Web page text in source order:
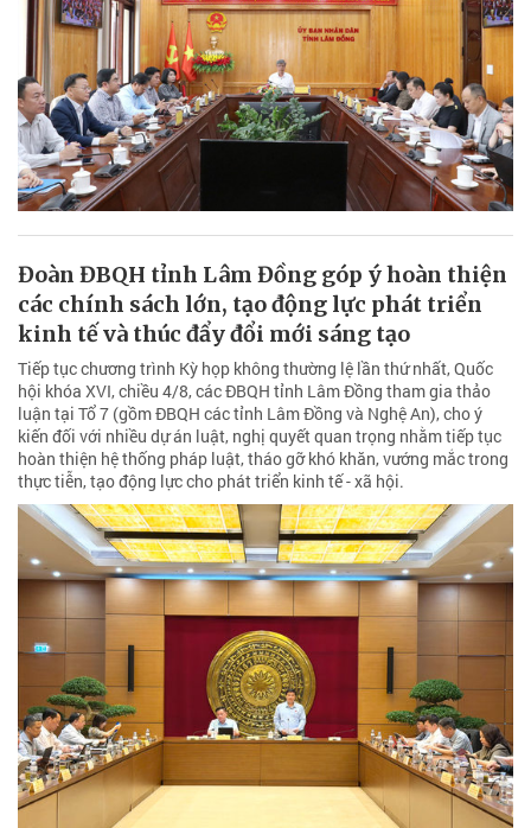
Đoàn ĐBQH tỉnh Lâm Đồng góp ý hoàn thiện
các chính sách lớn, tạo động lực phát triển
kinh tế và thúc đẩy đổi mới sáng tạo
Tiếp tục chương trình Kỳ họp không thường lệ lần thứ nhất, Quốc
hội khóa XVI, chiều 4/8, các ĐBQH tỉnh Lâm Đồng tham gia thảo
luận tại Tổ 7 (gồm ĐBQH các tỉnh Lâm Đồng và Nghệ An), cho ý
kiến đối với nhiều dự án luật, nghị quyết quan trọng nhằm tiếp tục
hoàn thiện hệ thống pháp luật, tháo gỡ khó khăn, vướng mắc trong
thực tiễn, tạo động lực cho phát triển kinh tế - xã hội.